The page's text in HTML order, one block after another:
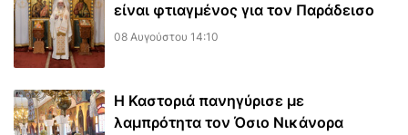
είναι φτιαγμένος για τον Παράδεισο
08 Αυγούστου 14:10
Η Καστοριά πανηγύρισε με
λαμπρότητα τον Όσιο Νικάνορα